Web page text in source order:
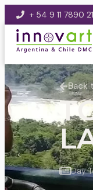
+ 54 9 11 7890
Back
Day